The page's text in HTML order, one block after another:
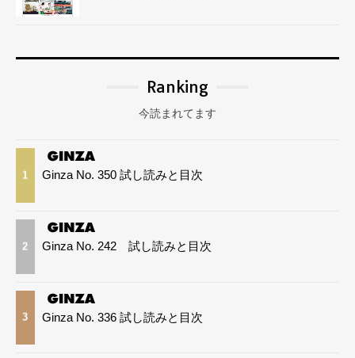
Ranking
今読まれてます
1 Ginza No. 350 試し読みと目次
2 Ginza No. 242 試し読みと目次
3 Ginza No. 336 試し読みと目次